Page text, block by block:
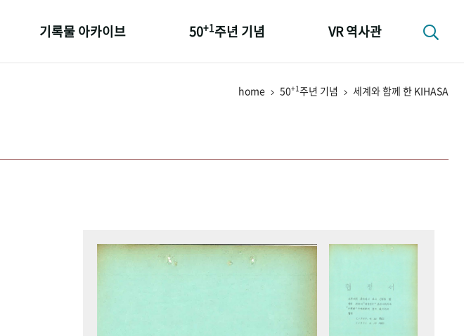
기록물 아카이브 50+1주년 기념
성과 50선
VR 역사관
home 50+1주년 기념 세계와 함께 한 KIHASA